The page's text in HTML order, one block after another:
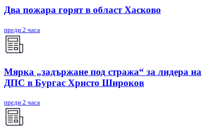
Два пожара горят в област Хасково
преди 2 часа
Мярка „задържане под стража“ за лидера на
ДПС в Бургас Христо Широков
преди 2 часа